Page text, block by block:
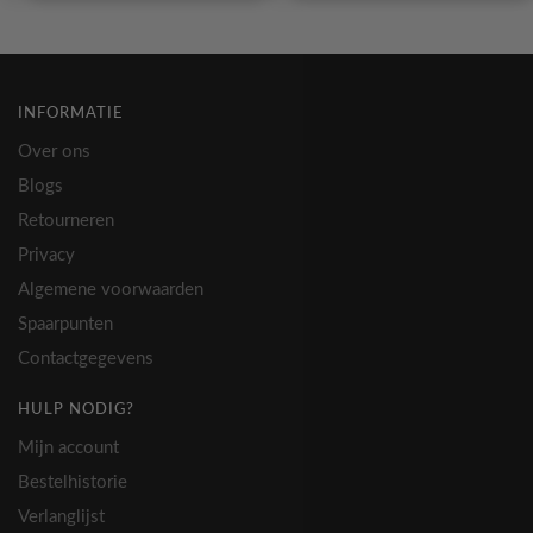
INFORMATIE
Over ons
Blogs
Retourneren
Privacy
Algemene voorwaarden
Spaarpunten
Contactgegevens
HULP NODIG?
Mijn account
Bestelhistorie
Verlanglijst